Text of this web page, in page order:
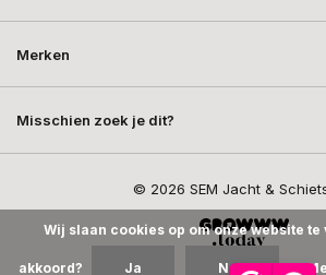
Merken
Misschien zoek je dit?
© 2026 SEM Jacht &
Wij slaan cookies op om onze website
akkoord? Ja Nee